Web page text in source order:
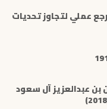
عملي لتجاوز تحديات
بن عبدالعزيز آل سعود